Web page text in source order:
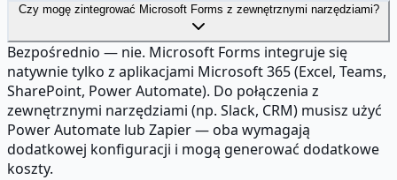
Czy mogę zintegrować Microsoft Forms z zewnętrznymi narzędziami?
Bezpośrednio — nie. Microsoft Forms integruje się
natywnie tylko z aplikacjami Microsoft 365 (Excel, Teams,
SharePoint, Power Automate). Do połączenia z
zewnętrznymi narzędziami (np. Slack, CRM) musisz użyć
Power Automate lub Zapier — oba wymagają
dodatkowej konfiguracji i mogą generować dodatkowe
koszty.